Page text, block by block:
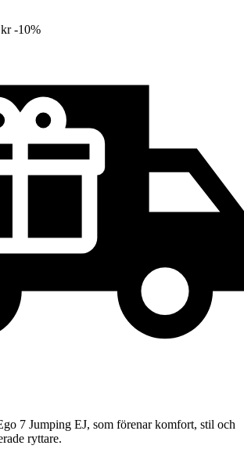
-10%
7 Jumping EJ, som förenar komfort, stil och
ryttare.